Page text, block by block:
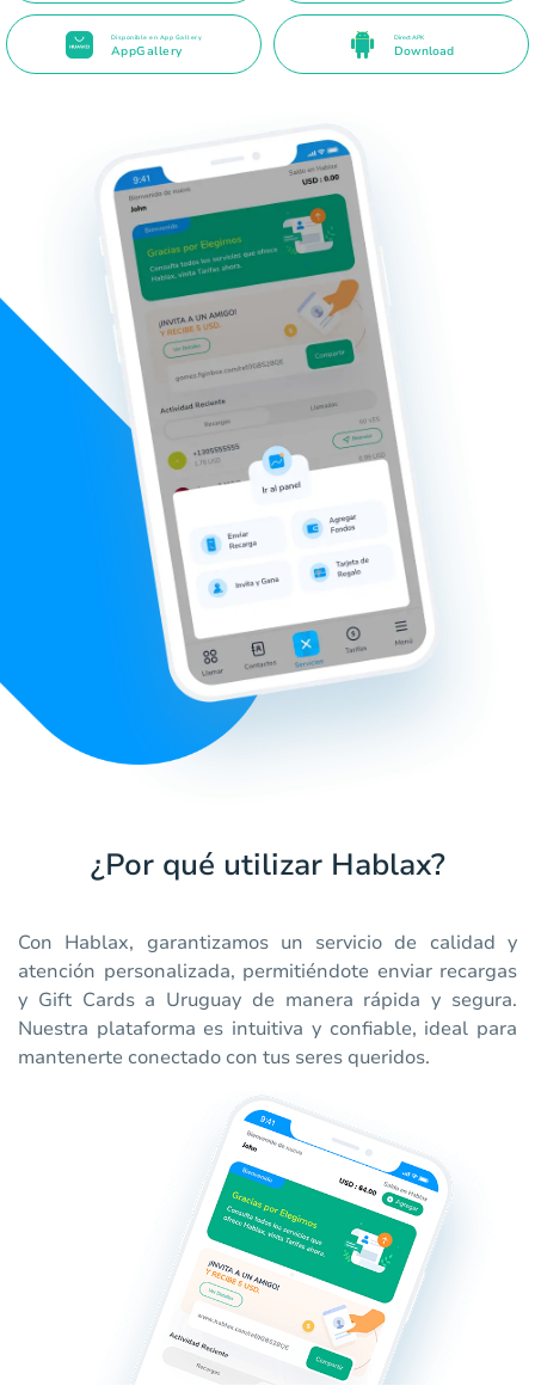
Disponible en App Gallery
AppGallery
Direct APK
Download
¿Por qué utilizar Hablax?
Con Hablax, garantizamos un servicio de calidad y
atención personalizada, permitiéndote enviar recargas
y Gift Cards a Uruguay de manera rápida y segura.
Nuestra plataforma es intuitiva y confiable, ideal para
mantenerte conectado con tus seres queridos.